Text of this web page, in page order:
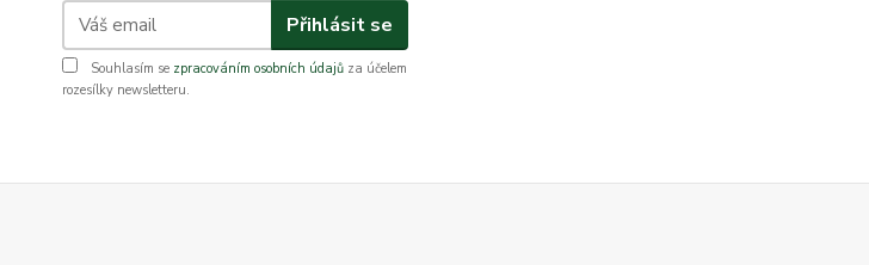
Přihlásit se
Souhlasím se zpracováním osobních údajů za účelem
rozesílky newsletteru.